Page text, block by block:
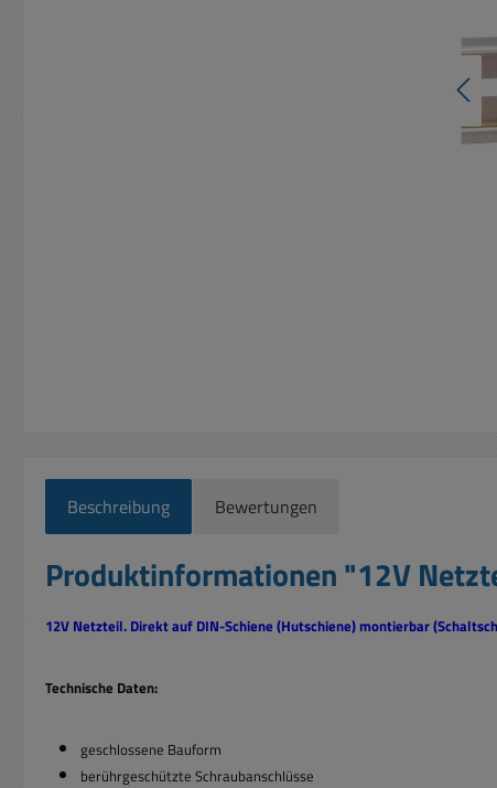
Beschreibung Bewertungen
Produktinformationen "12V
12V Netzteil. Direkt auf DIN-Schiene (Hutschiene) montierbar
Technische Daten:
geschlossene Bauform
berührgeschützte Schraubanschlüsse